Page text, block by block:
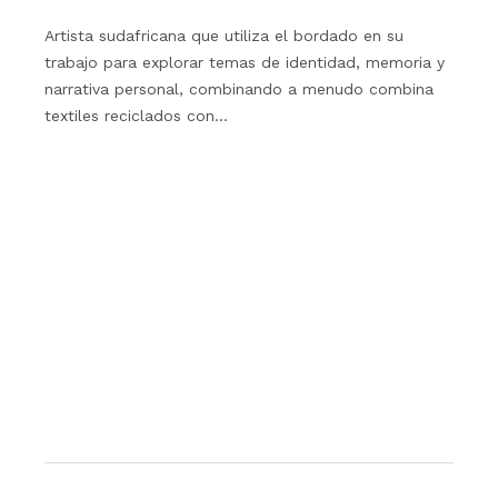
Artista sudafricana que utiliza el bordado en su
trabajo para explorar temas de identidad, memoria y
narrativa personal, combinando a menudo combina
textiles reciclados con…